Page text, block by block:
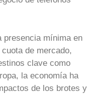
presencia mínima en
de mercado,
clave como
la economía ha
de los brotes y